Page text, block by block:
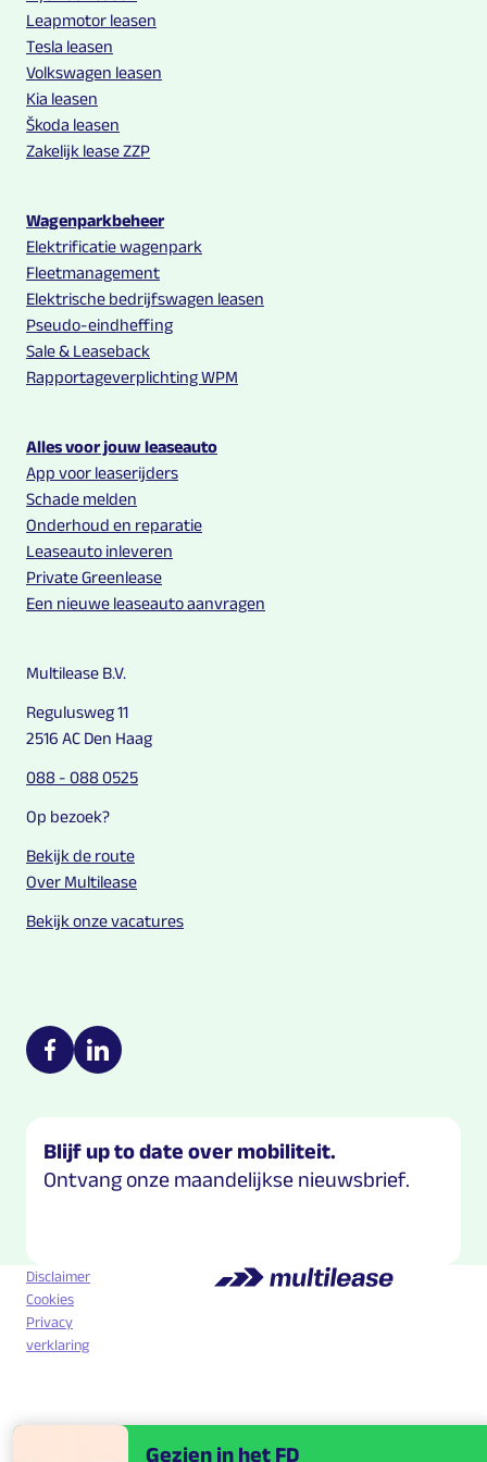
Leapmotor leasen
Tesla leasen
Volkswagen leasen
Kia leasen
Škoda leasen
Zakelijk lease ZZP
Wagenparkbeheer
Elektrificatie wagenpark
Fleetmanagement
Elektrische bedrijfswagen leasen
Pseudo-eindheffing
Sale & Leaseback
Rapportageverplichting WPM
Alles voor jouw leaseauto
App voor leaserijders
Schade melden
Onderhoud en reparatie
Leaseauto inleveren
Private Greenlease
Een nieuwe leaseauto aanvragen
Multilease B.V.
Regulusweg 11
2516 AC Den Haag
088 - 088 0525
Op bezoek?
Bekijk de route
Over Multilease
Bekijk onze vacatures
Multilease on social media
https://nl-nl.facebook.com/Multilease/
https://www.linkedin.com/company/multilease
Blijf up to date over mobiliteit.
Ontvang onze maandelijkse nieuwsbrief.
Disclaimer
Cookies
Privacy
verklaring
Gezien in het FD